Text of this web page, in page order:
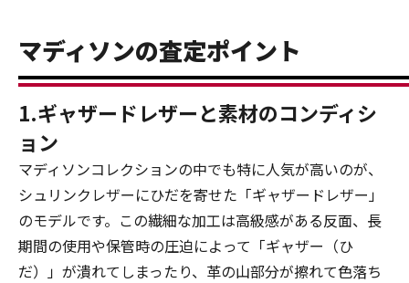
マディソンの査定ポイント
1.ギャザードレザーと素材のコンディシ
ョン
マディソンコレクションの中でも特に人気が高いのが、
シュリンクレザーにひだを寄せた「ギャザードレザー」
のモデルです。この繊細な加工は高級感がある反面、長
期間の使用や保管時の圧迫によって「ギャザー（ひ
だ）」が潰れてしまったり、革の山部分が擦れて色落ち